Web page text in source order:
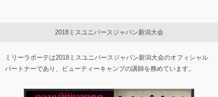
2018ミスユニバースジャパン新潟大会
ミリーラボーテは2018ミスユニバースジャパン新潟大会のオフィシャル
パートナーであり、ビューティーキャンプの講師を務めています。